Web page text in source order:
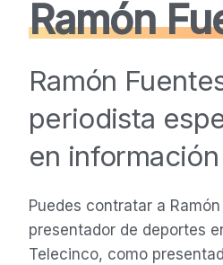
Ramón
Ramón
periodista
en
Puedes contratar a
presentador de deportes
Telecinco, como